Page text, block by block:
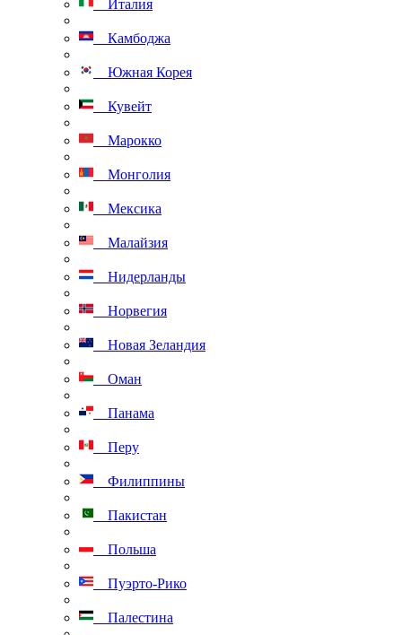
Италия
Камбоджа
Южная Корея
Кувейт
Марокко
Монголия
Мексика
Малайзия
Нидерланды
Норвегия
Новая Зеландия
Оман
Панама
Перу
Филиппины
Пакистан
Польша
Пуэрто-Рико
Палестина